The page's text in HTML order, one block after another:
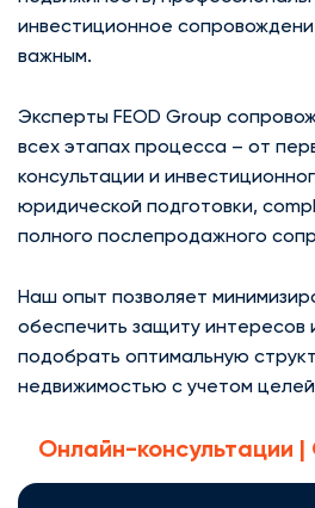
инвестиционное
важным.
Эксперты FEOD Group
всех этапах процесса – от
консультации и
юридической подготовки,
полного послепродажного
Наш опыт позволяет
обеспечить защиту интересов
подобрать оптимальную
недвижимостью с учетом
Онлайн-консультации